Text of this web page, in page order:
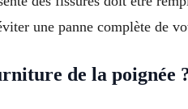
une panne complète de
de la poignée